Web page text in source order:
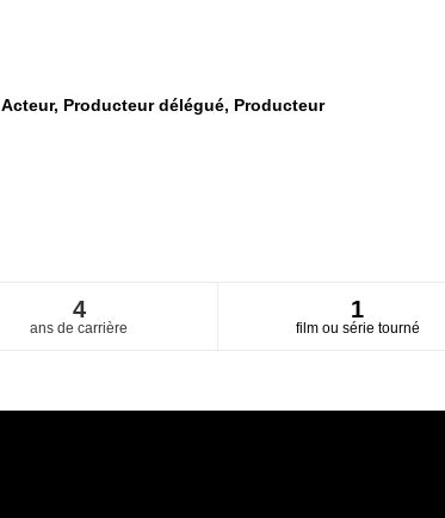
Acteur, Producteur délégué, Producteur
4
ans de carrière
1
film ou série tourné